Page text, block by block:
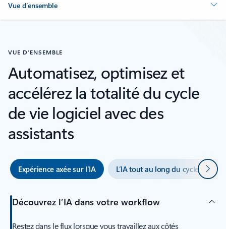
Vue d’ensemble
VUE D’ENSEMBLE
Automatisez, optimisez et
accélérez la totalité du cycle
de vie logiciel avec des
assistants
Expérience axée sur l’IA L’IA tout au long du cycle de vie
Découvrez l’IA dans votre workflow
Restez dans le flux lorsque vous travaillez aux côtés